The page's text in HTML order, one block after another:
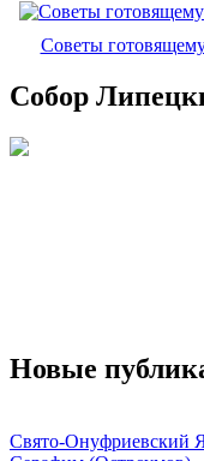
Советы
Собор
Новые
Свято-Онуфриевский